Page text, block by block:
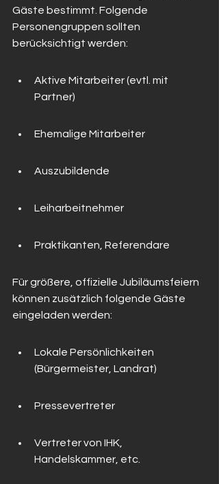
Gäste bestimmt. Folgende
Personengruppen sollten
berücksichtigt werden:
Aktive Mitarbeiter (evtl. mit
Partner)
Ehemalige Mitarbeiter
Auszubildende
Leiharbeitnehmer
Praktikanten, Referendare
Für größere, offizielle Jubiläumsfeiern
können zusätzlich folgende Gäste
eingeladen werden:
Lokale Persönlichkeiten
(Bürgermeister, Landrat)
Pressevertreter
Vertreter von IHK,
Handelskammer, etc.